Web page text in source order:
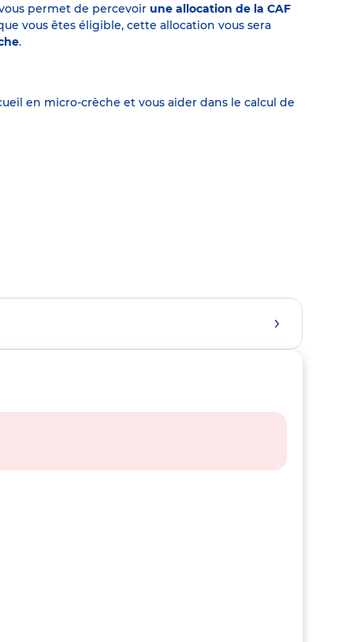
permet de percevoir une allocation de la CAF
vous êtes éligible, cette allocation vous sera
.
en micro-crèche et vous aider dans le calcul de